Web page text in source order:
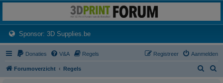
Het 3D print forum van de Benelux na de sluiting van 3dprintforum.nl
Sponsor: 3D Supplies.be(Opens a new tab)
Donaties V&A Regels Aanmelden
Registreer
Forumoverzicht Regels